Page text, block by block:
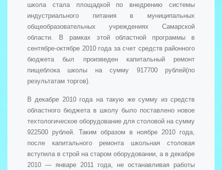
школа стала площадкой по внедрению системы
индустриального питания в муниципальных
общеобразовательных учреждениях Самарской
области. В рамках этой областной программы в
сентябре-октябре 2010 года за счет средств районного
бюджета был произведен капитальный ремонт
пищеблока школы на сумму 917700 рублей(по
результатам торгов).
В декабре 2010 года на такую же сумму из средств
областного бюджета в школу было поставлено новое
техтологическое оборудование для столовой на сумму
922500 рублей. Таким образом в ноябре 2010 года,
после капитального ремонта школьная столовая
вступила в строй на старом оборудовании, а в декабре
2010 — январе 2011 года, не останавливая работы